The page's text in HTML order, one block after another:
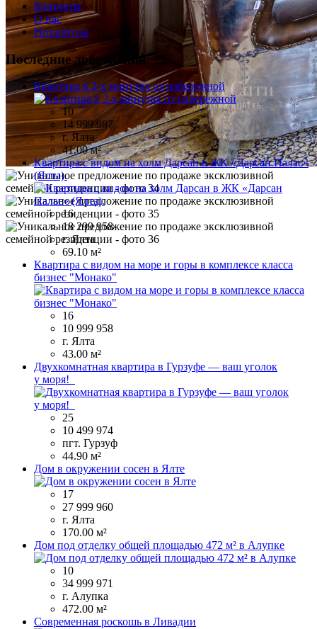
Контакты
О нас
Нотариусы
Последние добавления
Квартира в 2-х минутах от набережной
10
14 999 987
г. Ялта
41.00 м²
Квартира с видом на холм Дарсан в ЖК «Дарсан Палас»
(Ялта).
16
18 299 958
г. Ялта
69.10 м²
Квартира с видом на море и горы в комплексе класса
бизнес "Монако"
16
10 999 958
г. Ялта
43.00 м²
Двухкомнатная квартира в Гурзуфе — ваш уголок
у моря!
25
10 499 974
пгт. Гурзуф
44.90 м²
Дом в окружении сосен в Ялте
17
27 999 960
г. Ялта
170.00 м²
Дом под отделку общей площадью 472 м² в Алупке
10
34 999 971
г. Алупка
472.00 м²
Современная роскошь в Ливадии